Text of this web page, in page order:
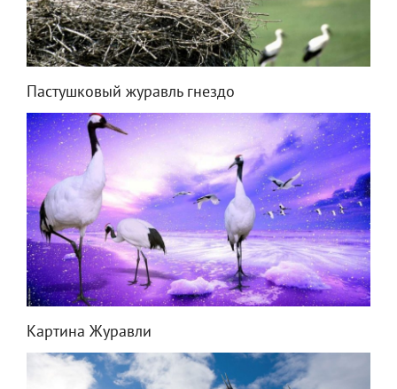
Пастушковый журавль гнездо
Картина Журавли